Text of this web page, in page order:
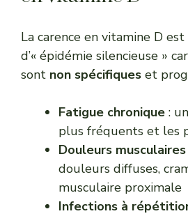
La carence en vitamine D
d’« épidémie silencieuse »
sont non spécifiques et
Fatigue chronique :
plus fréquents et les
Douleurs
douleurs diffuses,
musculaire proximale
Infections à